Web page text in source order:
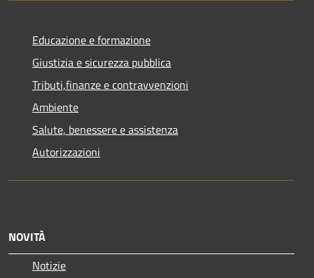
Educazione e formazione
Giustizia e sicurezza pubblica
Tributi,finanze e contravvenzioni
Ambiente
Salute, benessere e assistenza
Autorizzazioni
NOVITÀ
Notizie